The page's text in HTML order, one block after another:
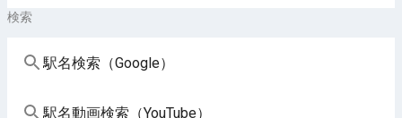
検索
駅名検索（Google）
駅名動画検索（YouTube）